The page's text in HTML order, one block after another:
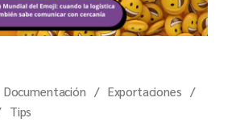
Documentación
Exportaciones
Tips